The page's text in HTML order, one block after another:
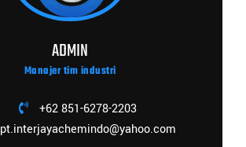
ADMIN
Manajer tim industri
+62 851-6278-2203
pt.interjayachemindo@yahoo.com